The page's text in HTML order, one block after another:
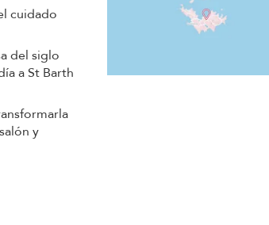
cuidado
del siglo
a St Barth
y